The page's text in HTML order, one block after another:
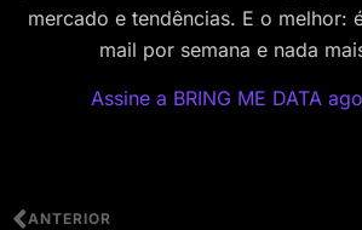
mercado e tendências. E o melhor:
mail por semana e nada
Assine a BRING ME DATA
ANTERIOR